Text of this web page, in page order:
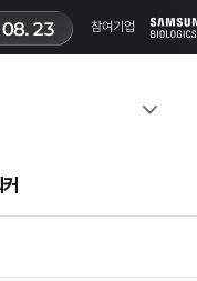
코에프엠씨
자력(주)